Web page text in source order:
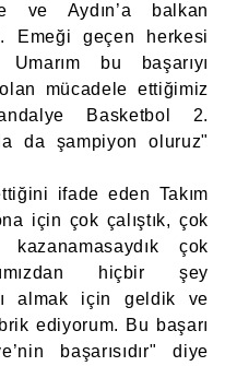
ve Aydın’a balkan
Emeği geçen herkesi
bu başarıyı
mücadele ettiğimiz
Basketbol 2.
da şampiyon oluruz"
ifade eden Takım
için çok çalıştık, çok
çok
hiçbir şey
almak için geldik ve
ediyorum. Bu başarı
başarısıdır" diye